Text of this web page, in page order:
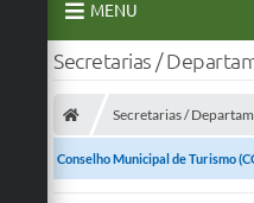
MENU
A Prefeitura
Secretarias
Telefones
Secretarias /
Secretarias /
Conselho Municipal de Turismo